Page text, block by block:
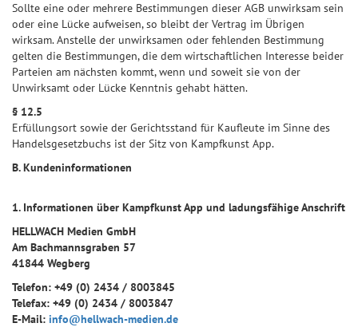
Sollte eine oder mehrere Bestimmungen dieser AGB unwirksam sein
oder eine Lücke aufweisen, so bleibt der Vertrag im Übrigen
wirksam. Anstelle der unwirksamen oder fehlenden Bestimmung
gelten die Bestimmungen, die dem wirtschaftlichen Interesse beider
Parteien am nächsten kommt, wenn und soweit sie von der
Unwirksamt oder Lücke Kenntnis gehabt hätten.
§ 12.5
Erfüllungsort sowie der Gerichtsstand für Kaufleute im Sinne des
Handelsgesetzbuchs ist der Sitz von Kampfkunst App.
B. Kundeninformationen
1. Informationen über Kampfkunst App und ladungsfähige Anschrift
HELLWACH Medien GmbH
Am Bachmannsgraben 57
41844 Wegberg
Telefon: +49 (0) 2434 / 8003845
Telefax: +49 (0) 2434 / 8003847
E-Mail: info@hellwach-medien.de